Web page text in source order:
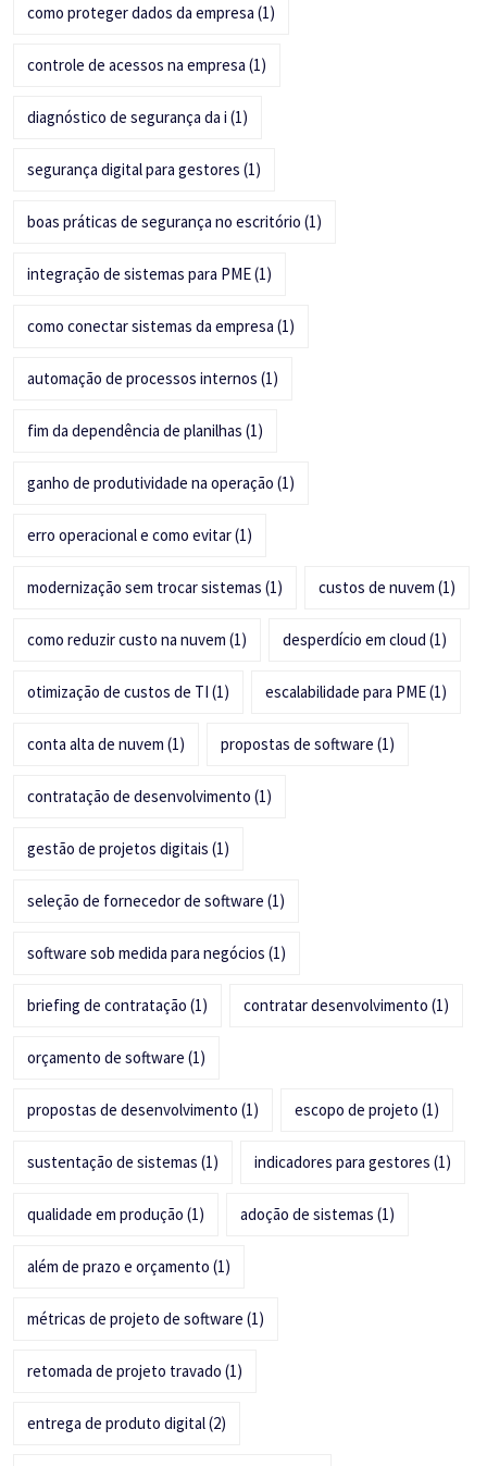
como proteger dados da empresa (1)
controle de acessos na empresa (1)
diagnóstico de segurança da i (1)
segurança digital para gestores (1)
boas práticas de segurança no escritório (1)
integração de sistemas para PME(1)
como conectar sistemas da empresa (1)
automação de processos internos (1)
fim da dependência de planilhas (1)
ganho de produtividade na operação (1)
erro operacional e como evitar(1)
modernização sem trocar sistemas (1) custos de nuvem (1)
como reduzir custo na nuvem (1) desperdício em cloud (1)
otimização de custos de TI (1) escalabilidade para PME(1)
conta alta de nuvem (1) propostas de software (1)
contratação de desenvolvimento (1)
gestão de projetos digitais (1)
seleção de fornecedor de software (1)
software sob medida para negócios (1)
briefing de contratação (1) contratar desenvolvimento (1)
orçamento de software (1)
propostas de desenvolvimento (1) escopo de projeto (1)
sustentação de sistemas (1) indicadores para gestores (1)
qualidade em produção (1) adoção de sistemas (1)
além de prazo e orçamento (1)
métricas de projeto de software (1)
retomada de projeto travado (1)
entrega de produto digital(2)